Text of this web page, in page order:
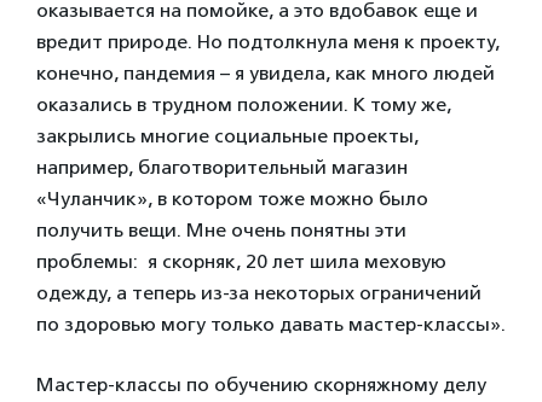
оказывается на помойке, а это вдобавок еще и
вредит природе. Но подтолкнула меня к проекту,
конечно, пандемия – я увидела, как много людей
оказались в трудном положении. К тому же,
закрылись многие социальные проекты,
например, благотворительный магазин
«Чуланчик», в котором тоже можно было
получить вещи. Мне очень понятны эти
проблемы: я скорняк, 20 лет шила меховую
одежду, а теперь из-за некоторых ограничений
по здоровью могу только давать мастер-классы».
Мастер-классы по обучению скорняжному делу